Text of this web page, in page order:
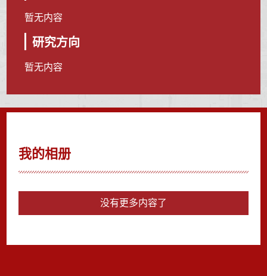
暂无内容
研究方向
暂无内容
我的相册
没有更多内容了